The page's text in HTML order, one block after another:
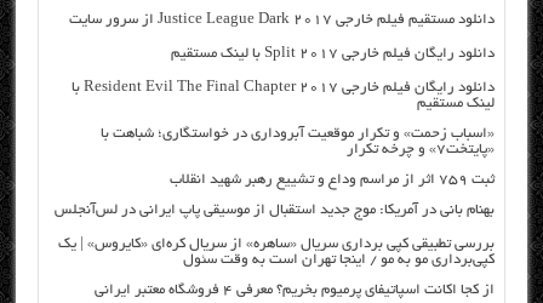
دانلود مستقیم فیلم خارجی Justice League Dark 2017 از سرور سایت
دانلود رایگان فیلم خارجی Split 2017 با لینک مستقیم
دانلود رایگان فیلم خارجی Resident Evil The Final Chapter 2017 با
لینک مستقیم
«اسباب زحمت» و تکرار موقعیت آبروداری در خواستگاری؛ شباهت با
«پایتخت۷» و چرخه تکرار
ثبت ۷۵۹ اثر از مراسم وداع و تشییع رهبر شهید انقلاب
بهنام بانی در آمریکا: موج جدید استقبال از موسیقی پاپ ایرانی در لس‌آنجلس
بررسی تطبیقی کپی برداری سریال «ساهره» از سریال کره‌ای «کایروس» | یک
کپی‌برداری مو به مو / اینجا تهران است به وقت سئول
از کجا اکانت اسپاتیفای پرمیوم بخریم؟ معرفی ۴ فروشگاه معتبر ایرانی